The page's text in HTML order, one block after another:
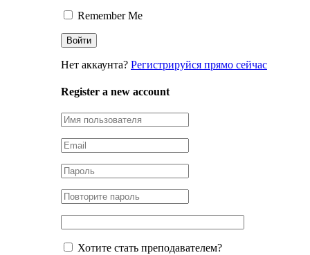
Remember Me
Нет аккаунта? Регистрируйся прямо сейчас
Register a new account
Хотите стать преподавателем?